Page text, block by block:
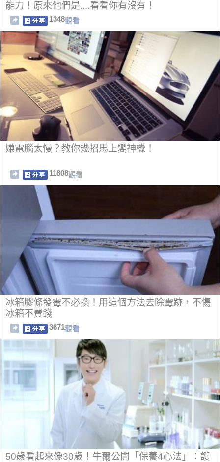
能力！原來他們是....看看你有沒有！
1348觀看
嫌電腦太慢？教你幾招馬上變神機！
11808觀看
冰箱膠條發霉不必換！用這個方法去除霉跡，不傷
冰箱不費錢
3671觀看
50歲看起來像30歲！牛爾公開「保養4心法」：護